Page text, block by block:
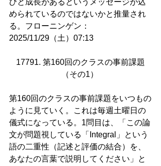
びと成長があるというメッセージが込
められているのではないかと推量され
る。フローニンゲン：
2025/11/29（土）07:13
17791. 第160回のクラスの事前課題
（その1）
第160回のクラスの事前課題をいつもの
ように見ていく。これは毎週土曜日の
儀式になっている。1問目は、「この論
文が問題視している「Integral」という
語の二重性（記述と評価の結合）を、
あなたの言葉で説明してください」と